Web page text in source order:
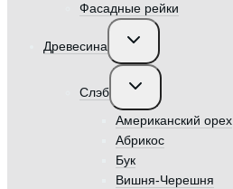
Фасадные рейки
Древесина
Переключить
дочернее
Слэб
Переключить
дочернее
Американский орех
Абрикос
Бук
Вишня-Черешня